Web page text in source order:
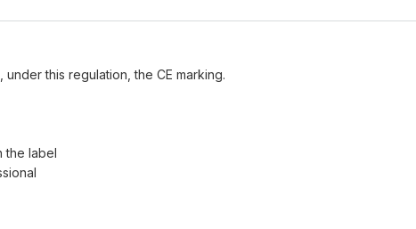
this regulation, the CE marking.
the label